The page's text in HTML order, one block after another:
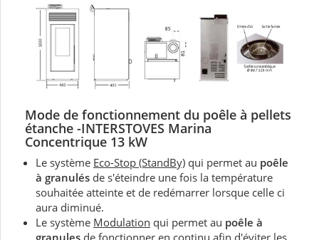
Mode de fonctionnement du poêle à pellets
étanche -INTERSTOVES Marina
Concentrique 13 kW
Le système Eco-Stop (StandBy) qui permet au poêle
à granulés de s'éteindre une fois la température
souhaitée atteinte et de redémarrer lorsque celle ci
aura diminué.
Le système Modulation qui permet au poêle à